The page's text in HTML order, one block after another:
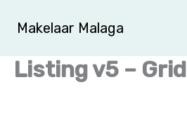
naar
inhoud
Makelaar Malaga
Listing v5 – Grid